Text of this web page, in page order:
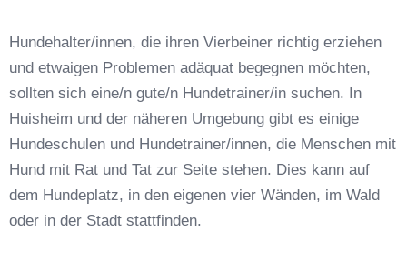
Hundetrainer Ausbildung in Huisheim oder
online
Hundezubehör für das Training und
Hundespielzeug zur Beschäftigung
Preisvergleich der Hundeschulen in Huisheim
Hundeschulen vs. Hundesportvereine in
Huisheim
So findet man den richtigen Hundetrainer in
Hundehalter/innen, die ihren Vierbeiner richtig erziehen
und etwaigen Problemen adäquat begegnen möchten,
sollten sich eine/n gute/n Hundetrainer/in suchen. In
Huisheim und der näheren Umgebung gibt es einige
Hundeschulen und Hundetrainer/innen, die Menschen mit
Hund mit Rat und Tat zur Seite stehen. Dies kann auf
dem Hundeplatz, in den eigenen vier Wänden, im Wald
oder in der Stadt stattfinden.